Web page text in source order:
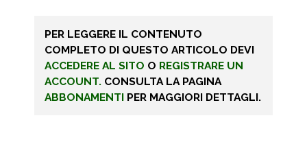
PER LEGGERE IL CONTENUTO
COMPLETO DI QUESTO ARTICOLO DEVI
ACCEDERE AL SITO O REGISTRARE UN
ACCOUNT. CONSULTA LA PAGINA
ABBONAMENTI PER MAGGIORI DETTAGLI.